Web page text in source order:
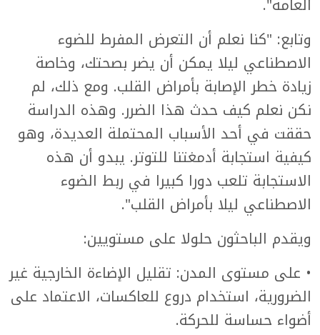
وتابع: "كنا نعلم أن التعرض المفرط للضوء
الاصطناعي ليلا يمكن أن يضر بصحتك، وخاصة
زيادة خطر الإصابة بأمراض القلب. ومع ذلك، لم
نكن نعلم كيف حدث هذا الضرر. وهذه الدراسة
حققت في أحد الأسباب المحتملة العديدة، وهو
كيفية استجابة أدمغتنا للتوتر. يبدو أن هذه
الاستجابة تلعب دورا كبيرا في ربط الضوء
الاصطناعي ليلا بأمراض القلب".
ويقدم الباحثون حلولا على مستويين:
• على مستوى المدن: تقليل الإضاءة الخارجية غير
الضرورية، استخدام دروع للعاكسات، الاعتماد على
أضواء حساسة للحركة.